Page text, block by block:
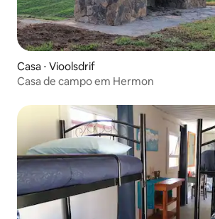
Casa ⋅ Vioolsdrif
Casa de campo em Hermon